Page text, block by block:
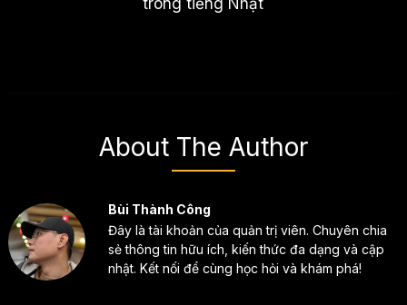
trong tiếng Nhật
About The Author
Bùi Thành Công
Đây là tài khoản của quản trị viên. Chuyên chia
sẻ thông tin hữu ích, kiến thức đa dạng và cập
nhật. Kết nối để cùng học hỏi và khám phá!